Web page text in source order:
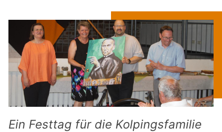
Ein Festtag für die Kolpingsfamilie